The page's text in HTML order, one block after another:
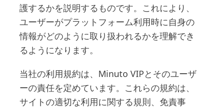
護するかを説明するものです。これにより、
ユーザーがプラットフォーム利用時に自身の
情報がどのように取り扱われるかを理解でき
るようになります。
当社の利用規約は、Minuto VIPとそのユーザ
ーの責任を定めています。これらの規約は、
サイトの適切な利用に関する規則、免責事